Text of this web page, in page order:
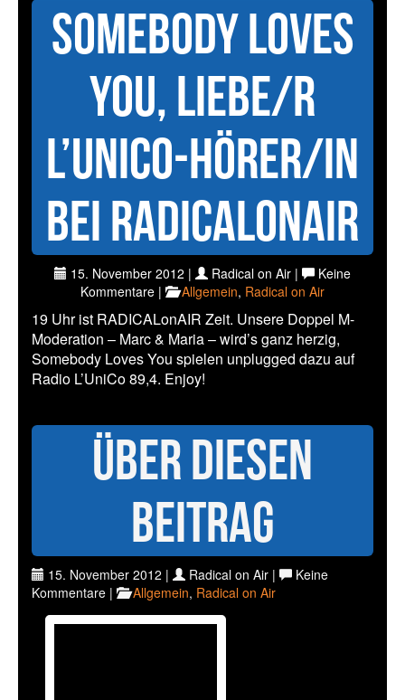
Somebody Loves
You, liebe/r
L’UniCo-Hörer/in
bei RADICALonAIR
15. November 2012 | Radical on Air |
Keine
Kommentare |
Allgemein, Radical on Air
19 Uhr ist RADICALonAIR Zeit. Unsere Doppel M-
Moderation – Marc & Maria – wird’s ganz herzig,
Somebody Loves You spielen unplugged dazu auf
Radio L’UniCo 89,4. Enjoy!
Über diesen
Beitrag
15. November 2012 | Radical on Air |
Keine
Kommentare |
Allgemein, Radical on Air